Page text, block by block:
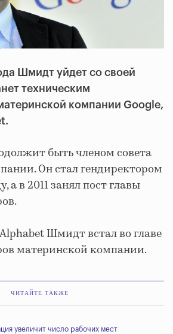
Шмидт уйдет со своей
техническим
компании Google,
быть членом совета
Он стал гендиректором
а в 2011 занял пост главы
Шмидт встал во главе
материнской компании.
ЧИТАЙТЕ ТАКЖЕ
увеличит число рабочих мест